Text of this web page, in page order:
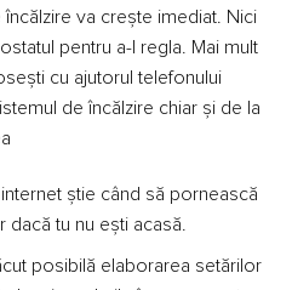
va crește imediat. Nici
pentru a-l regla. Mai mult
cu ajutorul telefonului
de încălzire chiar și de la
știe când să pornească
dacă tu nu ești acasă.
posibilă elaborarea setărilor